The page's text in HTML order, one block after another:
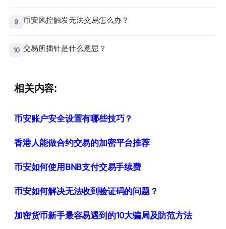
9 币安风控触发无法交易怎么办？
10 交易所插针是什么意思？
相关内容:
币安账户安全设置有哪些技巧？
香港人能做合约交易的加密平台推荐
币安如何使用BNB支付交易手续费
币安如何解决无法收到验证码的问题？
加密货币新手最容易遇到的10大骗局及防范方法